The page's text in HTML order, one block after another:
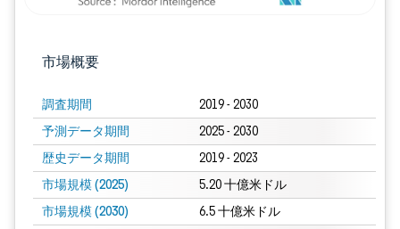
市場概要
調査期間 2019 - 2030
予測データ期間 2025 - 2030
歴史データ期間 2019 - 2023
市場規模 (2025) 5.20 十億米ドル
市場規模 (2030) 6.5 十億米ドル